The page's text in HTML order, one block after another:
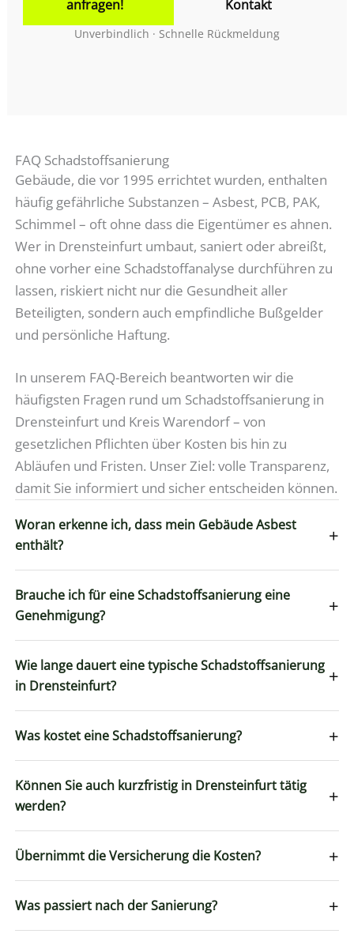
anfragen! Kontakt
Unverbindlich · Schnelle Rückmeldung
FAQ Schadstoffsanierung
Gebäude, die vor 1995 errichtet wurden, enthalten
häufig gefährliche Substanzen – Asbest, PCB, PAK,
Schimmel – oft ohne dass die Eigentümer es ahnen.
Wer in Drensteinfurt umbaut, saniert oder abreißt,
ohne vorher eine Schadstoffanalyse durchführen zu
lassen, riskiert nicht nur die Gesundheit aller
Beteiligten, sondern auch empfindliche Bußgelder
und persönliche Haftung.
In unserem FAQ-Bereich beantworten wir die
häufigsten Fragen rund um Schadstoffsanierung in
Drensteinfurt und Kreis Warendorf – von
gesetzlichen Pflichten über Kosten bis hin zu
Abläufen und Fristen. Unser Ziel: volle Transparenz,
damit Sie informiert und sicher entscheiden können.
Woran erkenne ich, dass mein Gebäude Asbest
enthält?
+
Brauche ich für eine Schadstoffsanierung eine
Genehmigung?
+
Wie lange dauert eine typische Schadstoffsanierung
in Drensteinfurt?
+
Was kostet eine Schadstoffsanierung? +
Können Sie auch kurzfristig in Drensteinfurt tätig
werden?
+
Übernimmt die Versicherung die Kosten? +
Was passiert nach der Sanierung? +